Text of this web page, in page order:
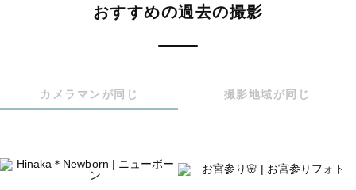
写真を学び、
┈┈┈┈┈┈┈┈┈┈┈┈┈┈┈┈┈┈┈┈┈┈┈┈┈┈
おすすめの過去の撮影
カメラマンが同じ 撮影地域が同じ